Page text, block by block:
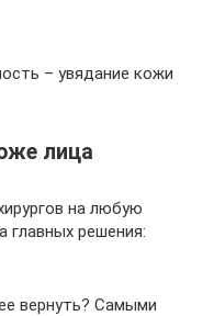
– увядание кожи
лица
на любую
главных решения:
вернуть? Самыми